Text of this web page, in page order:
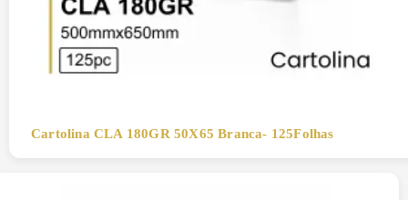
Cartolina CLA 180GR 50X65 Branca- 125Folhas